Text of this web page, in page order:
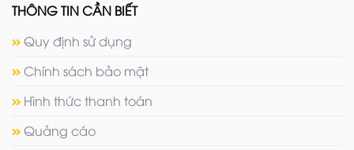
THÔNG TIN CẦN BIẾT
Quy định sử dụng
Chính sách bảo mật
Hình thức thanh toán
Quảng cáo